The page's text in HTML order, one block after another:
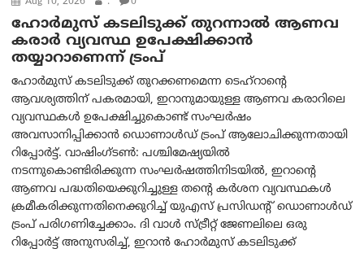
ഹോർമുസ് കടലിടുക്ക് തുറന്നാൽ ആണവ
കരാർ വ്യവസ്ഥ ഉപേക്ഷിക്കാൻ
തയ്യാറാണെന്ന് ട്രം‌പ്
ഹോർമുസ് കടലിടുക്ക് തുറക്കണമെന്ന ടെഹ്‌റാന്റെ
ആവശ്യത്തിന് പകരമായി, ഇറാനുമായുള്ള ആണവ കരാറിലെ
വ്യവസ്ഥകൾ ഉപേക്ഷിച്ചുകൊണ്ട് സംഘർഷം
അവസാനിപ്പിക്കാൻ ഡൊണാൾഡ് ട്രംപ് ആലോചിക്കുന്നതായി
റിപ്പോർട്ട്. വാഷിംഗ്ടണ്‍: പശ്ചിമേഷ്യയിൽ
നടന്നുകൊണ്ടിരിക്കുന്ന സംഘർഷത്തിനിടയിൽ, ഇറാന്റെ
ആണവ പദ്ധതിയെക്കുറിച്ചുള്ള തന്റെ കർശന വ്യവസ്ഥകൾ
ക്രമീകരിക്കുന്നതിനെക്കുറിച്ച് യുഎസ് പ്രസിഡന്റ് ഡൊണാൾഡ്
ട്രംപ് പരിഗണിച്ചേക്കാം. ദി വാൾ സ്ട്രീറ്റ് ജേണലിലെ ഒരു
റിപ്പോർട്ട് അനുസരിച്ച്, ഇറാൻ ഹോർമുസ് കടലിടുക്ക്